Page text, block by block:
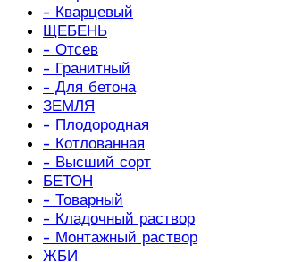
- Кварцевый
ЩЕБЕНЬ
- Отсев
- Гранитный
- Для бетона
ЗЕМЛЯ
- Плодородная
- Котлованная
- Высший сорт
БЕТОН
- Товарный
- Кладочный раствор
- Монтажный раствор
ЖБИ